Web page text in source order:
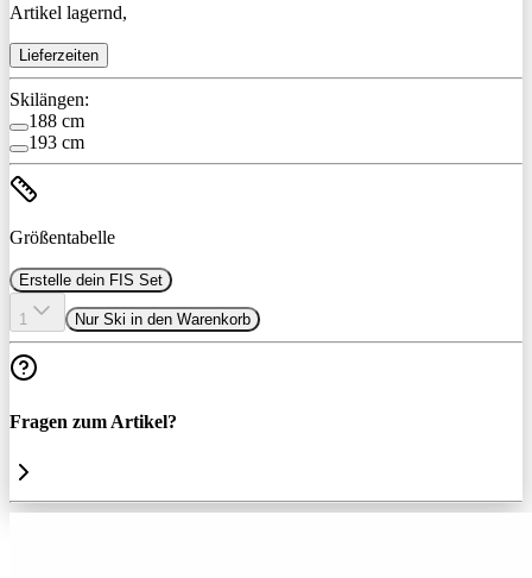
Artikel lagernd,
Lieferzeiten
Skilängen:
188 cm
193 cm
Größentabelle
Erstelle dein FIS Set
1 Nur Ski in den Warenkorb
Fragen zum Artikel?